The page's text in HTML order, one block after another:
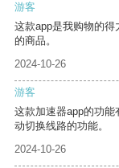
游客
这款app是我购物的
的商品。
2024-10-26
游客
这款加速器app的功能
动切换线路的功能。
2024-10-26